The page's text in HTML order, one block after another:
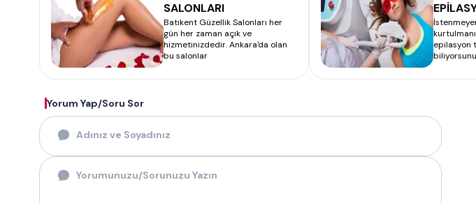
SALONLARI
Batıkent Güzellik Salonları her
gün her zaman açık ve
hizmetinizdedir. Ankara'da olan
bu salonlar
epilasyon
Yorum Yap/Soru Sor